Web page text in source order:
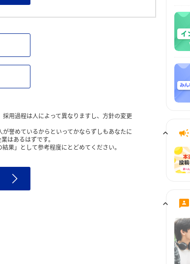
用過程は人によって異なりますし、方針の変更
誉めているからといってかならずしもあなたに
はあるはずです。
果」として参考程度にとどめてください。